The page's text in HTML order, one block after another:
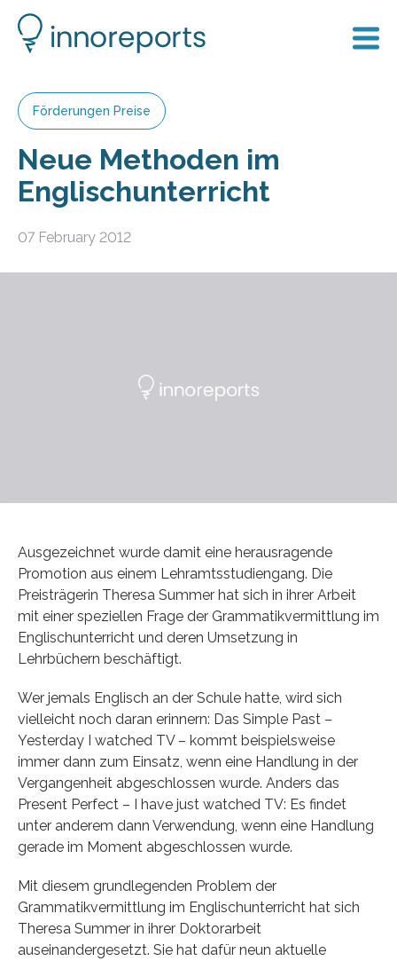
Förderungen Preise
Neue Methoden im
Englischunterricht
07 February 2012
Ausgezeichnet wurde damit eine herausragende
Promotion aus einem Lehramtsstudiengang. Die
Preisträgerin Theresa Summer hat sich in ihrer Arbeit
mit einer speziellen Frage der Grammatikvermittlung im
Englischunterricht und deren Umsetzung in
Lehrbüchern beschäftigt.
Wer jemals Englisch an der Schule hatte, wird sich
vielleicht noch daran erinnern: Das Simple Past –
Yesterday I watched TV – kommt beispielsweise
immer dann zum Einsatz, wenn eine Handlung in der
Vergangenheit abgeschlossen wurde. Anders das
Present Perfect – I have just watched TV: Es findet
unter anderem dann Verwendung, wenn eine Handlung
gerade im Moment abgeschlossen wurde.
Mit diesem grundlegenden Problem der
Grammatikvermittlung im Englischunterricht hat sich
Theresa Summer in ihrer Doktorarbeit
auseinandergesetzt. Sie hat dafür neun aktuelle